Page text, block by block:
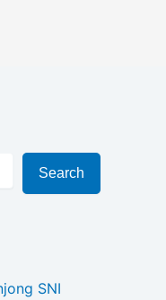
Search
SNI